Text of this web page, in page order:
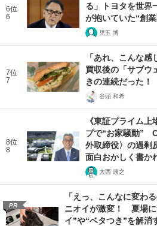
6位
6
る」トヨタを世界
が抱いていた“創
児玉 博
7位
7
「あれ、こんな
買収後の「サブウ
きの連続だった！
谷頭 和希
8位
8
《東証プライム
プで“お家騒動”
外取締役〉の過剰
面白おかしく書か
大西 康之
PR
「えっ、こんなに変わ
ニオイが激変！ 夏場に
イ”や“ベタつき”を解消